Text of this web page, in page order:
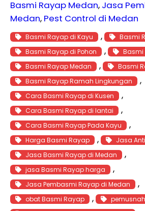
Basmi Rayap Medan, Jasa
Medan, Pest Control di Medan
Basmi Rayap di Kayu , Basmi
Basmi Rayap di Pohon , Basmi
Basmi Rayap Medan , Basmi
Basmi Rayap Ramah Lingkungan ,
Cara Basmi Rayap di Kusen ,
Cara Basmi Rayap di lantai ,
Cara Basmi Rayap Pada Kayu ,
Harga Basmi Rayap , Jasa
Jasa Basmi Rayap di Medan ,
jasa Basmi Rayap harga ,
Jasa Pembasmi Rayap di Medan ,
obat Basmi Rayap ,